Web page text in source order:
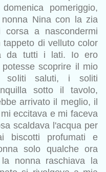
pomeriggio,
Nina con la zia
a nascondermi
di velluto color
da tutti i lati. Io ero
scoprire il mio
i soliti saluti, i soliti
sotto il tavolo,
arrivato il meglio, il
eccitava e mi faceva
scaldava l'acqua per
biscotti profumati e
solo qualche ora
nonna raschiava la